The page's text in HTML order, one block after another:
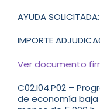
AYUDA
IMPORTE
Ver documento
C02.I04.P02 –
de economía